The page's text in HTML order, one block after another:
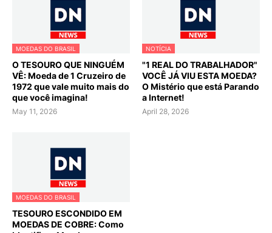
MOEDAS DO BRASIL
O TESOURO QUE NINGUÉM
VÊ: Moeda de 1 Cruzeiro de
1972 que vale muito mais do
que você imagina!
May 11, 2026
NOTÍCIA
"1 REAL DO TRABALHADOR"
VOCÊ JÁ VIU ESTA MOEDA?
O Mistério que está Parando
a Internet!
April 28, 2026
MOEDAS DO BRASIL
TESOURO ESCONDIDO EM
MOEDAS DE COBRE: Como